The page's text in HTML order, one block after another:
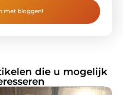
met bloggen!
die u mogelijk